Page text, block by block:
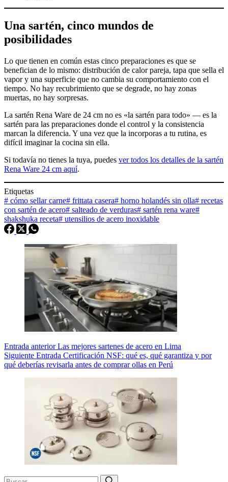
Una sartén, cinco mundos de
posibilidades
Lo que tienen en común estas cinco preparaciones es que se
benefician de lo mismo: distribución de calor pareja, tapa que sella el
vapor y una superficie que no cambia su comportamiento con el
tiempo. No hay recubrimiento que se degrade, no hay zonas
muertas, no hay sorpresas.
La sartén Rena Ware de 24 cm no es «la sartén para todo» — es la
sartén para las preparaciones donde el control y la consistencia
marcan la diferencia. Y una vez que la incorporas a tu rutina, es
difícil imaginar la cocina sin ella.
Si todavía no tienes la tuya, puedes ver todos los detalles de la sartén
Rena Ware 24 cm aquí.
Etiquetas
# cómo sellar carne# frittata casera# horno holandés sin olla# recetas
con sartén de acero# salteado de verduras# sartén rena ware#
shakshuka receta# utensilios de acero inoxidable
Entrada anteriorLas mejores sartenes de acero en Lima
Siguiente Entrada Certificación NSF: qué es, qué garantiza y por
qué deberías revisarla antes de comprar ollas en Perú